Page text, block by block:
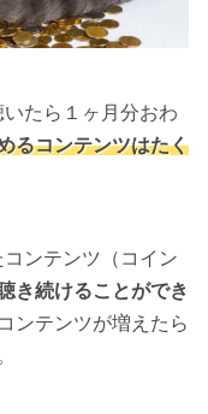
たら１ヶ月分おわ
るコンテンツはたく
ンテンツ（コイン
き続けることができ
ンテンツが増えたら